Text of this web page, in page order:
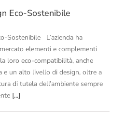
Eco-Sostenibile
Sostenibile L’azienda ha
elementi e complementi
loro eco-compatibilità, anche
e un alto livello di design, oltre a
di tutela dell’ambiente sempre
[...]